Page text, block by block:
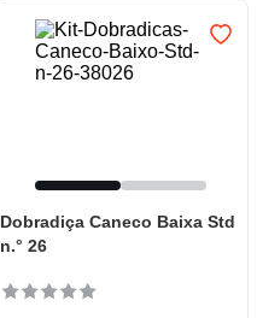
Dobradiça Caneco Baixa Std
n.° 26